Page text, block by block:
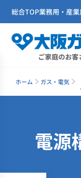
ご家庭のお客
総合TOP業務用・産
ホーム ガス・電気
電源